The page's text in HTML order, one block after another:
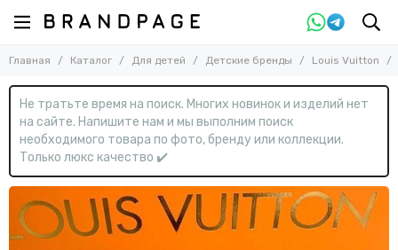
Назад
Для детей
Смотреть все товары
Детские бренды
Назад
Детские бренды
Смотреть все товары
Baby Dior
Burberry
Chanel
Fendi
Gucci
Kenzo
Louis Vuitton
Для девочек
Для мальчиков
Детские аксессуары
Главная Каталог Для детей Детские бренды Louis Vuitton
Не тратьте время на поиск. Многих новинок и изделий нет
на сайте. Напишите нам и мы выполним поиск
необходимого товара по фото, бренду или коллекции.
Только люкс качество ✔️